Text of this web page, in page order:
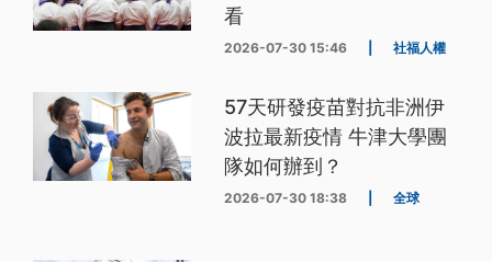
看
2026-07-30 15:46 社福人權
57天研發疫苗對抗非洲伊
波拉最新疫情 牛津大學團
隊如何辦到？
2026-07-30 18:38 全球